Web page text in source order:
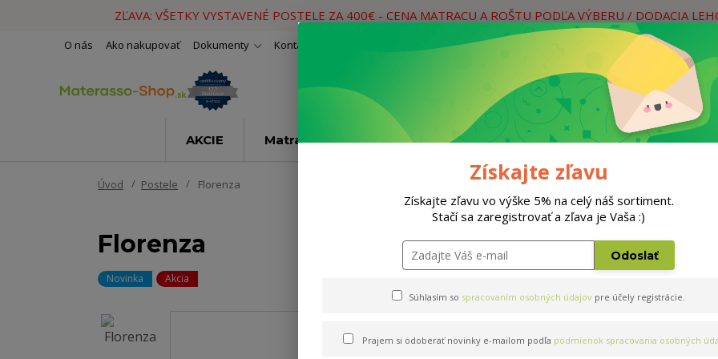
ZĽAVA: VŠETKY VYSTAVENÉ POSTELE ZA 400€ - CENA MATRACU A ROŠTU PODĽA VÝBERU / DODACIA
O nás Ako nakupovať Dokumenty Kontakty
Hľadať
Neviete si rady? Zavolajte.
AKCIE Matrace Rošty Doplnky Postele
Úvod Postele Florenza
Florenza
Novinka Akcia
Získajte zľavu
Získajte zľavu vo výške 5% na celý náš sortiment.
Stačí sa zaregistrovať a zľava je Vaša :)
Odoslať
Súhlasím so spracovaním osobných údajov pre účely registrácie.
Prajem si odoberať novinky e-mailom podľa podmienok spracovania osobných